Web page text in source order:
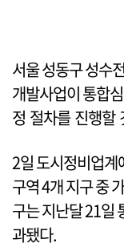
서울 성동구 성수
개발사업이 통합
정 절차를 진행할
2일 도시정비업계
구역 4개 지구 중
구는 지난달 21일
과됐다.